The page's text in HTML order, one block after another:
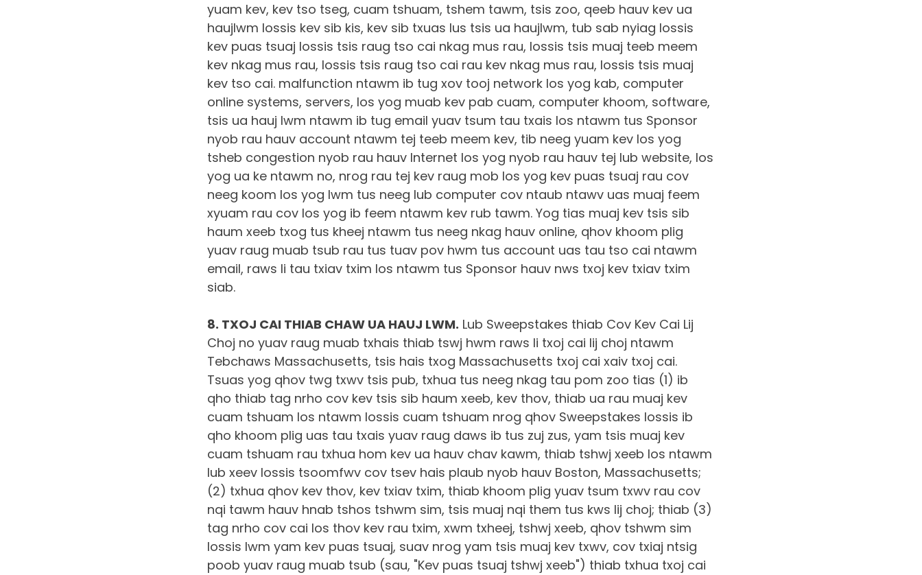
yuam kev, kev tso tseg, cuam tshuam, tshem tawm, tsis zoo, qeeb hauv kev ua
haujlwm lossis kev sib kis, kev sib txuas lus tsis ua haujlwm, tub sab nyiag lossis
kev puas tsuaj lossis tsis raug tso cai nkag mus rau, lossis tsis muaj teeb meem
kev nkag mus rau, lossis tsis raug tso cai rau kev nkag mus rau, lossis tsis muaj
kev tso cai. malfunction ntawm ib tug xov tooj network los yog kab, computer
online systems, servers, los yog muab kev pab cuam, computer khoom, software,
tsis ua hauj lwm ntawm ib tug email yuav tsum tau txais los ntawm tus Sponsor
nyob rau hauv account ntawm tej teeb meem kev, tib neeg yuam kev los yog
tsheb congestion nyob rau hauv Internet los yog nyob rau hauv tej lub website, los
yog ua ke ntawm no, nrog rau tej kev raug mob los yog kev puas tsuaj rau cov
neeg koom los yog lwm tus neeg lub computer cov ntaub ntawv uas muaj feem
xyuam rau cov los yog ib feem ntawm kev rub tawm. Yog tias muaj kev tsis sib
haum xeeb txog tus kheej ntawm tus neeg nkag hauv online, qhov khoom plig
yuav raug muab tsub rau tus tuav pov hwm tus account uas tau tso cai ntawm
email, raws li tau txiav txim los ntawm tus Sponsor hauv nws txoj kev txiav txim
siab.
8. TXOJ CAI THIAB CHAW UA HAUJ LWM. Lub Sweepstakes thiab Cov Kev Cai Lij
Choj no yuav raug muab txhais thiab tswj hwm raws li txoj cai lij choj ntawm
Tebchaws Massachusetts, tsis hais txog Massachusetts txoj cai xaiv txoj cai.
Tsuas yog qhov twg txwv tsis pub, txhua tus neeg nkag tau pom zoo tias (1) ib
qho thiab tag nrho cov kev tsis sib haum xeeb, kev thov, thiab ua rau muaj kev
cuam tshuam los ntawm lossis cuam tshuam nrog qhov Sweepstakes lossis ib
qho khoom plig uas tau txais yuav raug daws ib tus zuj zus, yam tsis muaj kev
cuam tshuam rau txhua hom kev ua hauv chav kawm, thiab tshwj xeeb los ntawm
lub xeev lossis tsoomfwv cov tsev hais plaub nyob hauv Boston, Massachusetts;
(2) txhua qhov kev thov, kev txiav txim, thiab khoom plig yuav tsum txwv rau cov
nqi tawm hauv hnab tshos tshwm sim, tsis muaj nqi them tus kws lij choj; thiab (3)
tag nrho cov cai los thov kev rau txim, xwm txheej, tshwj xeeb, qhov tshwm sim
lossis lwm yam kev puas tsuaj, suav nrog yam tsis muaj kev txwv, cov txiaj ntsig
poob yuav raug muab tsub (sau, "Kev puas tsuaj tshwj xeeb") thiab txhua txoj cai